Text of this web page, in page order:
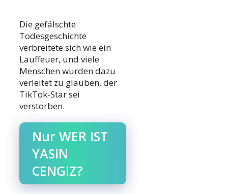
Die gefälschte
Todesgeschichte
verbreitete sich wie ein
Lauffeuer, und viele
Menschen wurden dazu
verleitet zu glauben, der
TikTok-Star sei
verstorben.
Nur WER IST
YASIN
CENGIZ?